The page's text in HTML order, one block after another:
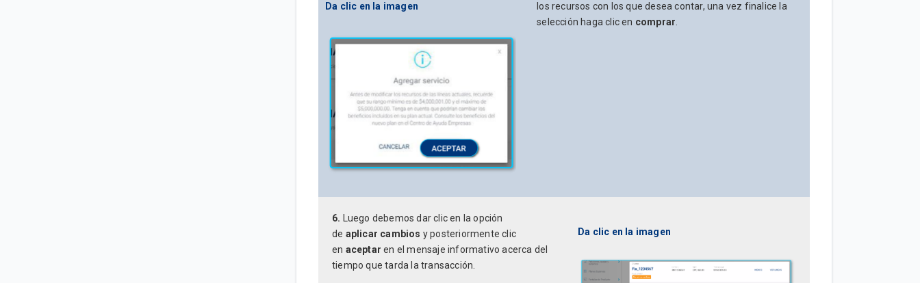
Da clic en la imagen
los recursos con los que desea contar, una vez finalice la
selección haga clic en comprar
6. Luego debemos dar clic en la opción
de aplicar cambios y posteriormente clic
en aceptar en el mensaje informativo acerca del
tiempo que tarda la transacción.
Da clic en la imagen